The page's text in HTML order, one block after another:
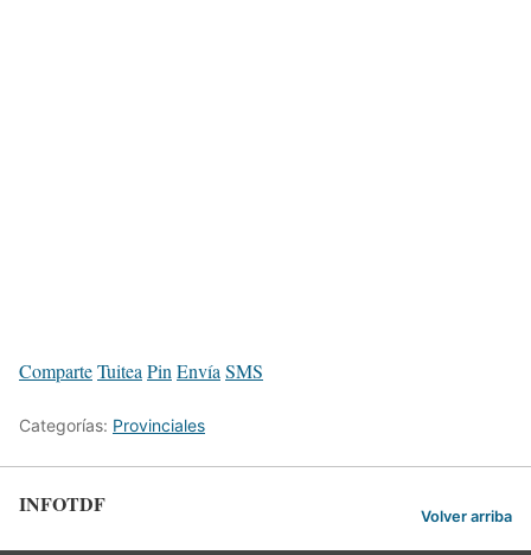
ComparteTuiteaPinEnvíaSMS
Categorías: Provinciales
INFOTDF Volver arriba